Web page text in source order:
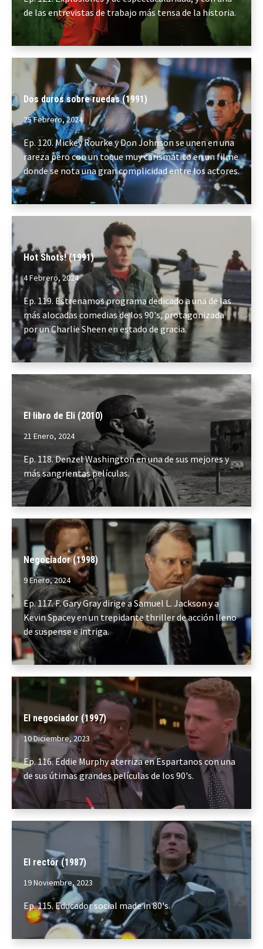
de las entrevistas de trabajo más tensa de la historia.
Dos duros sobre ruedas (1991)
25 Febrero, 2024
Ep. 120. Mickey Rourke y Don Johnson se unen en una
rareza pero con un toque muy carismático en un filme
donde se nota una gran complicidad entre los actores.
Hot Shots! (1991)
4 Febrero, 2024
Ep. 119. Estrenamos programa dedicado a una de las
más alocadas comedias de los 90's, protagonizada
por un Charlie Sheen en estado de gracia.
El libro de Eli (2010)
21 Enero, 2024
Ep. 118. Denzel Washington en una de sus mejores y
más sangrientas películas.
Negociador (1998)
9 Enero, 2024
Ep. 117. F. Gary Gray dirige a Samuel L. Jackson y a
Kevin Spacey en un trepidante thriller de acción lleno
de suspense e intriga.
El negociador (1997)
10 Diciembre, 2023
Ep. 116. Eddie Murphy aterriza en Espartanos con una
de sus útimas grandes películas de los 90's.
El rector (1987)
19 Noviembre, 2023
Ep. 115. Educador social made in 80's.